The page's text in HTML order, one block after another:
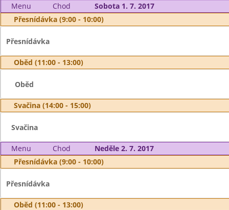
Menu Chod
Sobota 1. 7. 2017
Přesnídávka (9:00 - 10:00)
Přesnídávka
Oběd (11:00 - 13:00)
Oběd
Svačina (14:00 - 15:00)
Svačina
Menu Chod
Neděle 2. 7. 2017
Přesnídávka (9:00 - 10:00)
Přesnídávka
Oběd (11:00 - 13:00)